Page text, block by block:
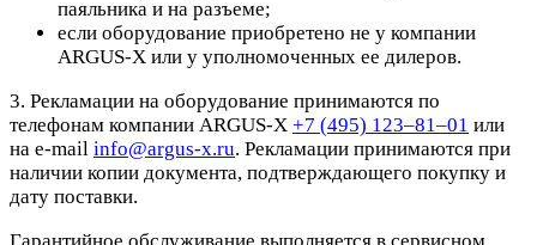
паяльника и на разъеме;
если оборудование приобретено не у компании
ARGUS-X или у уполномоченных ее дилеров.
3. Рекламации на оборудование принимаются по
телефонам компании ARGUS-X +7 (495) 123–81–01 или
на e-mail info@argus-x.ru. Рекламации принимаются при
наличии копии документа, подтверждающего покупку и
дату поставки.